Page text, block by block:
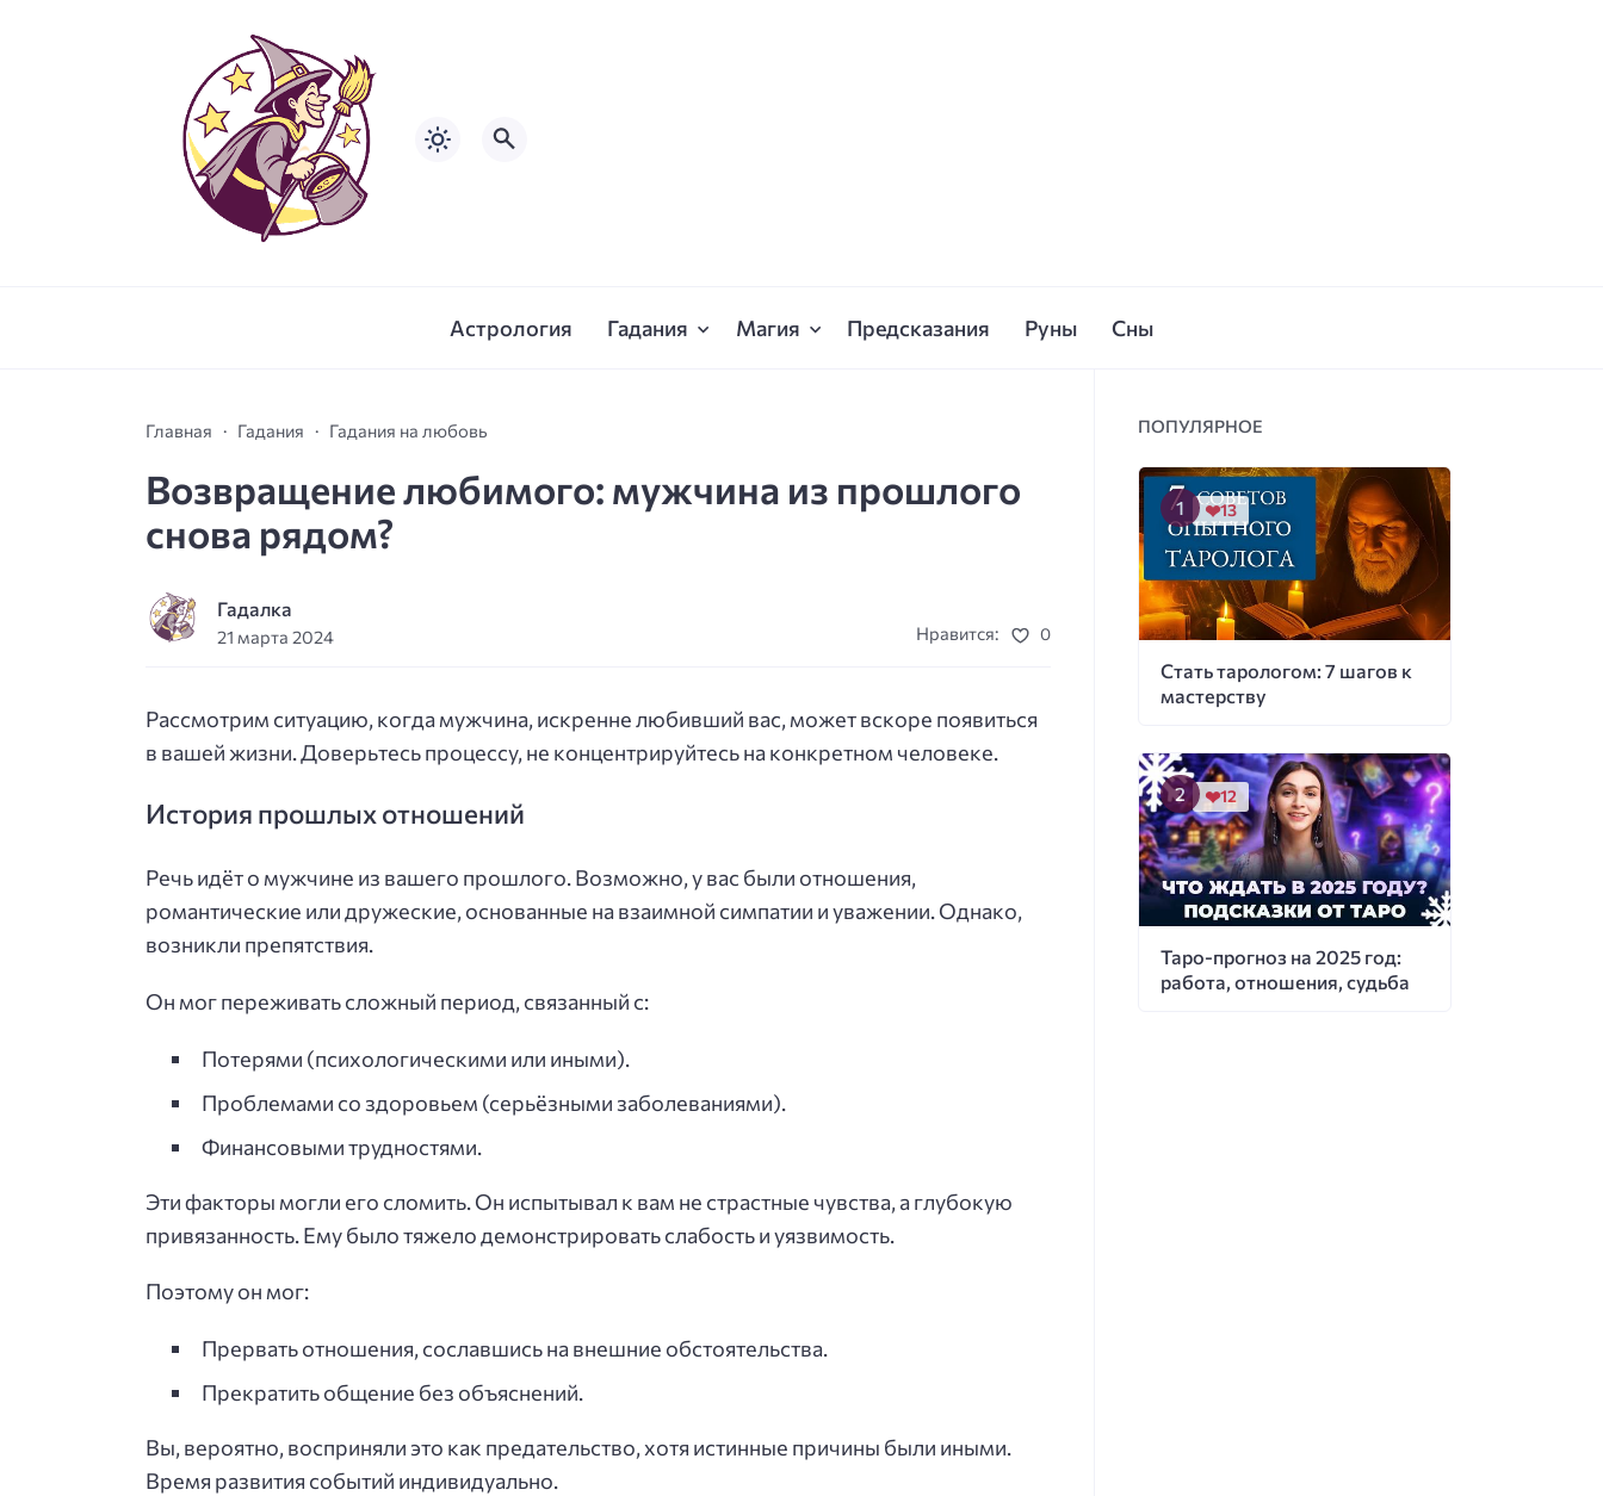
Астрология Гадания Магия Предсказания Руны Сны
Главная Гадания Гадания на любовь
Возвращение любимого: мужчина из прошлого
снова рядом?
Гадалка
21 марта 2024 Нравится: 0
Рассмотрим ситуацию, когда мужчина, искренне любивший вас, может вскоре появиться
в вашей жизни. Доверьтесь процессу, не концентрируйтесь на конкретном человеке.
История прошлых отношений
Речь идёт о мужчине из вашего прошлого. Возможно, у вас были отношения,
романтические или дружеские, основанные на взаимной симпатии и уважении. Однако,
возникли препятствия.
Он мог переживать сложный период, связанный с:
Потерями (психологическими или иными).
Проблемами со здоровьем (серьёзными заболеваниями).
Финансовыми трудностями.
Эти факторы могли его сломить. Он испытывал к вам не страстные чувства, а глубокую
привязанность. Ему было тяжело демонстрировать слабость и уязвимость.
Поэтому он мог:
Прервать отношения, сославшись на внешние обстоятельства.
Прекратить общение без объяснений.
Вы, вероятно, восприняли это как предательство, хотя истинные причины были иными.
Время развития событий индивидуально.
ПОПУЛЯРНОЕ
Стать тарологом: 7 шагов к
мастерству
13
Таро-прогноз на 2025 год:
работа, отношения, судьба
12